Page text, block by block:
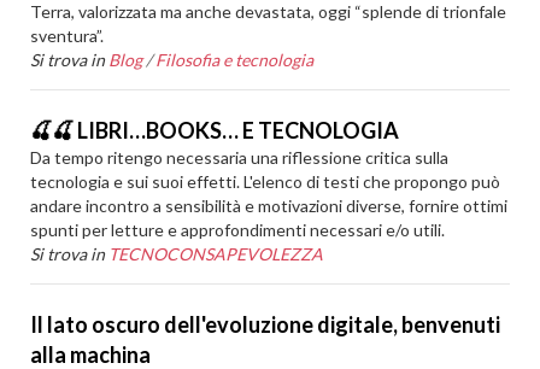
Terra, valorizzata ma anche devastata, oggi “splende di trionfale
sventura”.
Si trova in Blog /Filosofia e tecnologia
🍒🍒 LIBRI…BOOKS… E TECNOLOGIA
Da tempo ritengo necessaria una riflessione critica sulla
tecnologia e sui suoi effetti. L'elenco di testi che propongo può
andare incontro a sensibilità e motivazioni diverse, fornire ottimi
spunti per letture e approfondimenti necessari e/o utili.
Si trova in TECNOCONSAPEVOLEZZA
Il lato oscuro dell'evoluzione digitale, benvenuti
alla machina